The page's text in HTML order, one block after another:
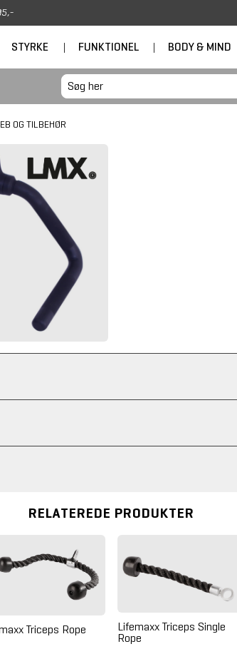
STYRKE | FUNKTIONEL | BODY & MIND
OG TILBEHØR
RELATEREDE PRODUKTER
Triceps Rope
Lifemaxx Triceps Single
Rope